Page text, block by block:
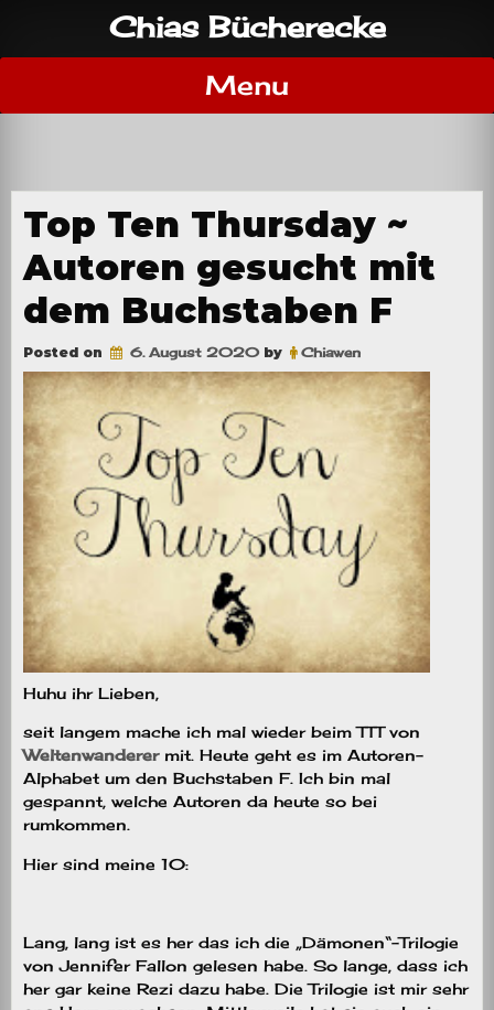
content
Chias Bücherecke
Menu
Top Ten Thursday ~
Autoren gesucht mit
dem Buchstaben F
Posted on 6. August 2020by Chiawen
Huhu ihr Lieben,
seit langem mache ich mal wieder beim TTT von
Weltenwanderermit. Heute geht es im Autoren-
Alphabet um den Buchstaben F. Ich bin mal
gespannt, welche Autoren da heute so bei
rumkommen.
Hier sind meine 10:
Lang, lang ist es her das ich die „Dämonen“-Trilogie
von Jennifer Fallon gelesen habe. So lange, dass ich
her gar keine Rezi dazu habe. Die Trilogie ist mir sehr